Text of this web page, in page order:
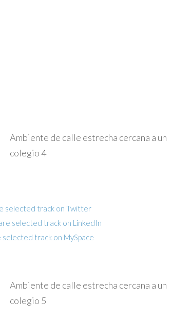
Ambiente de calle estrecha cercana a un
colegio 4
Ambiente de calle estrecha cercana a un
colegio 5